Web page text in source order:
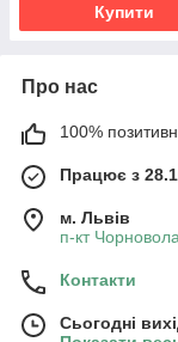
Купити
Про нас
100%
Працює з
м. Львів
п-кт
Контакти
Сьогодні